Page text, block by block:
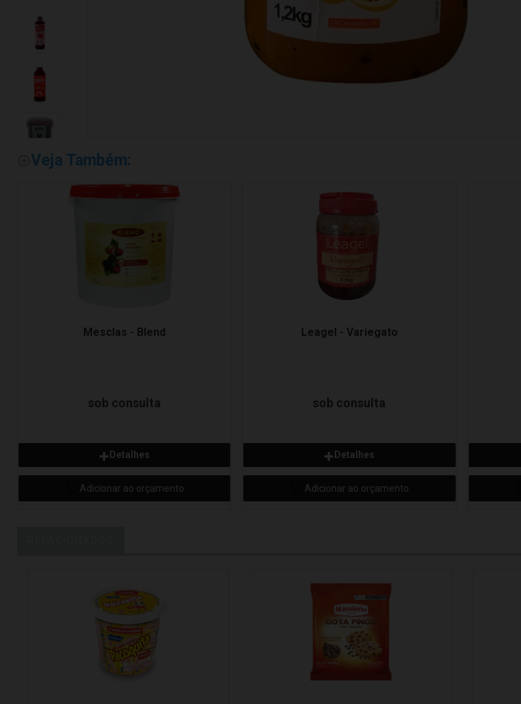
Veja Também:
Mesclas - Blend
sob consulta
Detalhes
Adicionar ao orçamento
Leagel - Variegato
sob consulta
Detalhes
Adicionar ao orçamento